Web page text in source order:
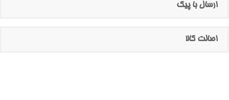
ارسال با پیک
اصالت کالا